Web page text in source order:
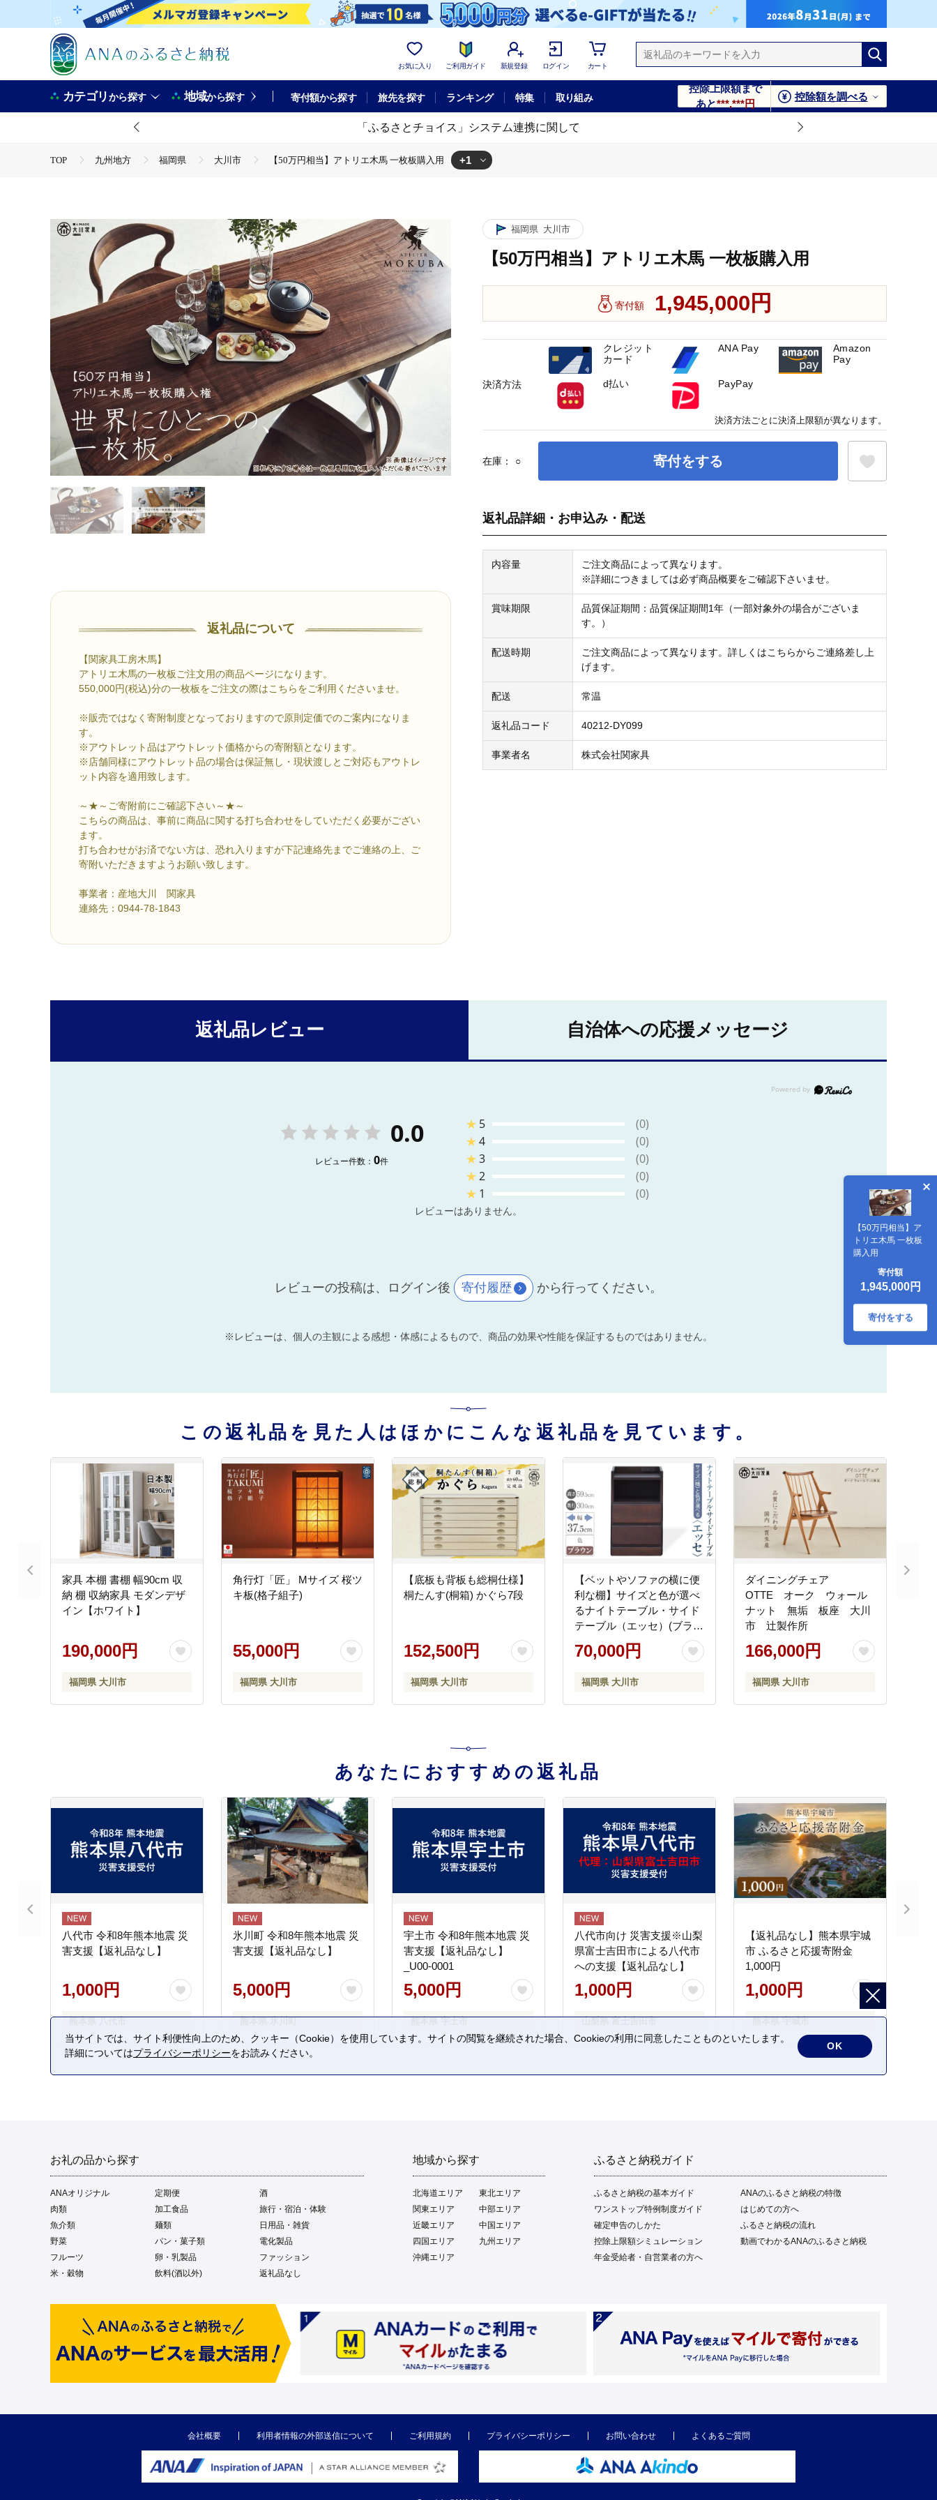
お気に入り ご利用ガイド 新規登録 ログイン カート
カテゴリから探す 地域から探す 寄付額から探す 旅先を探す ランキング 特集 取り組み
控除上限額まで
あと***,***円
控除額を調べる
「ふるさとチョイス」システム連携に関して
TOP 九州地方 福岡県 大川市 【50万円相当】アトリエ木馬 一枚板購入用 +1
返礼品について
【関家具工房木馬】
アトリエ木馬の一枚板ご注文用の商品ページになります。
550,000円(税込)分の一枚板をご注文の際はこちらをご利用くださいませ。
※販売ではなく寄附制度となっておりますので原則定価でのご案内になりま
す。
※アウトレット品はアウトレット価格からの寄附額となります。
※店舗同様にアウトレット品の場合は保証無し・現状渡しとご対応もアウトレ
ット内容を適用致します。
～★～ご寄附前にご確認下さい～★～
こちらの商品は、事前に商品に関する打ち合わせをしていただく必要がござい
ます。
打ち合わせがお済でない方は、恐れ入りますが下記連絡先までご連絡の上、ご
寄附いただきますようお願い致します。
事業者：産地大川 関家具
連絡先：0944-78-1843
福岡県 大川市
【50万円相当】アトリエ木馬 一枚板購入用
寄付額 1,945,000円
在庫： ○ 寄付をする
【50万円相当】ア
トリエ木馬 一枚板
購入用
寄付額
1,945,000円
寄付をする
返礼品詳細・お申込み・配送
内容量
ご注文商品によって異なります。
※詳細につきましては必ず商品概要をご確認下さいませ。
賞味期限
品質保証期間：品質保証期間1年（一部対象外の場合がございま
す。）
配送時期
ご注文商品によって異なります。詳しくはこちらからご連絡差し上
げます。
配送 常温
返礼品コード 40212-DY099
事業者名 株式会社関家具
決済方法
クレジット
カード
ANA Pay
Amazon
Pay
d払い PayPay
決済方法ごとに決済上限額が異なります。
返礼品レビュー 自治体への応援メッセージ
0.0
レビュー件数： 0件
★ 5
(0)
★4
(0)
★3
(0)
★2
(0)
★ 1 (0)
レビューはありません。
レビューの投稿は、ログイン後 寄付履歴 から行ってください。
※レビューは、個人の主観による感想・体感によるもので、商品の効果や性能を保証するものではありません。
この返礼品を見た人はほかにこんな返礼品を見ています。
家具 本棚 書棚 幅90cm 収
納 棚 収納家具 モダンデザ
イン【ホワイト】
190,000円
福岡県 大川市
角行灯「匠」 Mサイズ 桜ツ
キ板(格子組子)
55,000円
福岡県 大川市
【底板も背板も総桐仕様】
桐たんす(桐箱) かぐら7段
152,500円
福岡県 大川市
【ベットやソファの横に便
利な棚】サイズと色が選べ
るナイトテーブル・サイド
テーブル（エッセ）(ブラウ
ン・幅37.5cm)
70,000円
福岡県 大川市
ダイニングチェア
OTTE オーク ウォール
ナット 無垢 板座 大川
市 辻製作所
166,000円
福岡県 大川市
あなたにおすすめの返礼品
八代市 令和8年熊本地震 災
害支援【返礼品なし】
1,000円
氷川町 令和8年熊本地震 災
害支援【返礼品なし】
5,000円
宇土市 令和8年熊本地震 災
害支援【返礼品なし】
_U00-0001
5,000円
八代市向け 災害支援※山梨
県富士吉田市による八代市
への支援【返礼品なし】
1,000円
【返礼品なし】熊本県宇城
市 ふるさと応援寄附金
1,000円
1,000円
お礼の品から探す
ANAオリジナル 定期便
酒
肉類
加工食品
旅行・宿泊・体験
魚介類
麺類
日用品・雑貨
野菜
パン・菓子類
電化製品
フルーツ
卵・乳製品
ファッション
米・穀物
飲料(酒以外) 返礼品なし
地域から探す
北海道エリア
東北エリア
関東エリア
中部エリア
近畿エリア
中国エリア
四国エリア
九州エリア
沖縄エリア
ふるさと納税ガイド
ふるさと納税の基本ガイド
ANAのふるさと納税の特徴
ワンストップ特例制度ガイド
はじめての方へ
確定申告のしかた
ふるさと納税の流れ
控除上限額シミュレーション
動画でわかるANAのふるさと納税
年金受給者・自営業者の方へ
会社概要 利用者情報の外部送信について ご利用規約 プライバシーポリシー お問い合わせ よくあるご質問
当サイトでは、サイト利便性向上のため、クッキー（Cookie）を使用しています。サイトの閲覧を継続された場合、Cookieの利用に同意したことものといたします。
詳細についてはプライバシーポリシーをお読みください。
OK